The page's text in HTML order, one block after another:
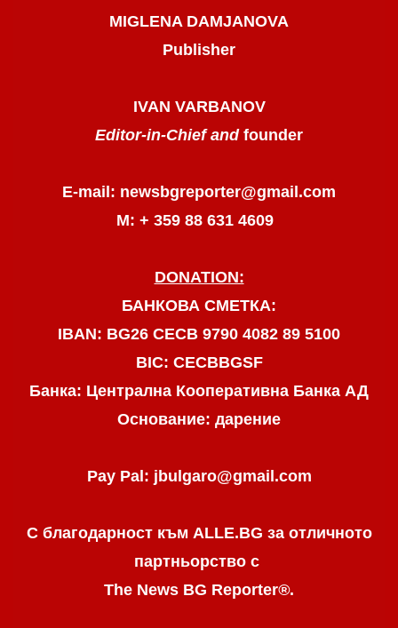
MIGLENA DAMJANOVA
Publisher
IVAN VARBANOV
Editor-in-Chief and founder
E-mail: newsbgreporter@gmail.com
М: + 359 88 631 4609
DONATION:
БАНКОВА СМЕТКА:
IBAN: BG26 CECB 9790 4082 89 5100
BIC: CECBBGSF
Банка: Централна Кооперативна Банка АД
Основание: дарение
Pay Pal: jbulgaro@gmail.com
С благодарност към ALLE.BG за отличното
партньорство с
The News BG Reporter®.